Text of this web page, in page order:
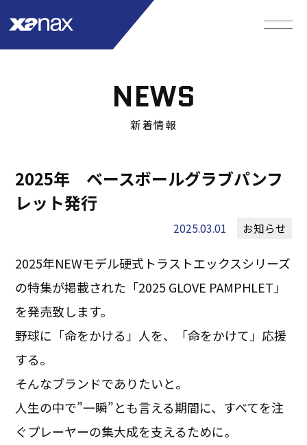
NEWS
新着情報
2025年 ベースボールグラブパンフ
レット発行
2025.03.01 お知らせ
2025年NEWモデル硬式トラストエックスシリーズ
の特集が掲載された「2025 GLOVE PAMPHLET」
を発売致します。
野球に「命をかける」人を、「命をかけて」応援
する。
そんなブランドでありたいと。
人生の中で”一瞬”とも言える期間に、すべてを注
ぐプレーヤーの集大成を支えるために。